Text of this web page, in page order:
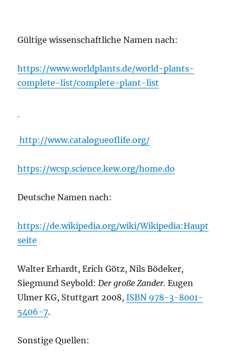
Gültige wissenschaftliche Namen nach:
https://www.worldplants.de/world-plants-
complete-list/complete-plant-list
http://www.catalogueoflife.org/
https://wcsp.science.kew.org/home.do
Deutsche Namen nach:
https://de.wikipedia.org/wiki/Wikipedia:Haupt
seite
Walter Erhardt, Erich Götz, Nils Bödeker,
Siegmund Seybold:Der große Zander. Eugen
Ulmer KG, Stuttgart 2008,ISBN 978-3-8001-
5406-7.
Sonstige Quellen: